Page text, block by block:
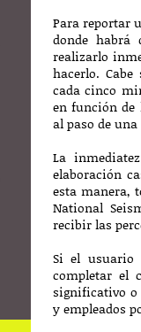
Para reportar
donde habrá
realizarlo
hacerlo.
cada cinco
en función de
al paso de
La
elaboración
esta manera,
National
recibir las
Si el usuario
completar el
significativo o
y empleados